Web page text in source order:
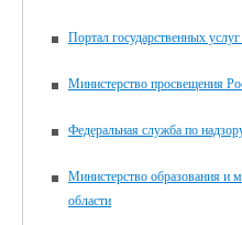
Портал государственных
Министерство просвещения
Федеральная служба по
Министерство образования и
области